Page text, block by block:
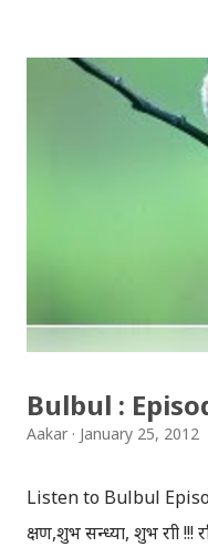
आयो ! अब हामीमाझ यस्तो
सपिङ गर्यौँ भने, उक्त वस्तु/
डाउनलोड गरेर, थ्रिडी
फोन हुँदा यस्तो
भन्नुहुन्छ, तर अलि केही
! मानौँ कि मलाई बाल्टिन
गइरहनु पर्ने जरुरत नै छैन !
छान्यो, वा आफैँ बाल्टिन
Bulbul :
Aakar January 25, 2012
Listen to Bulbul
क्षण,शुभ सन्ध्या, शुभ रात्री !!!